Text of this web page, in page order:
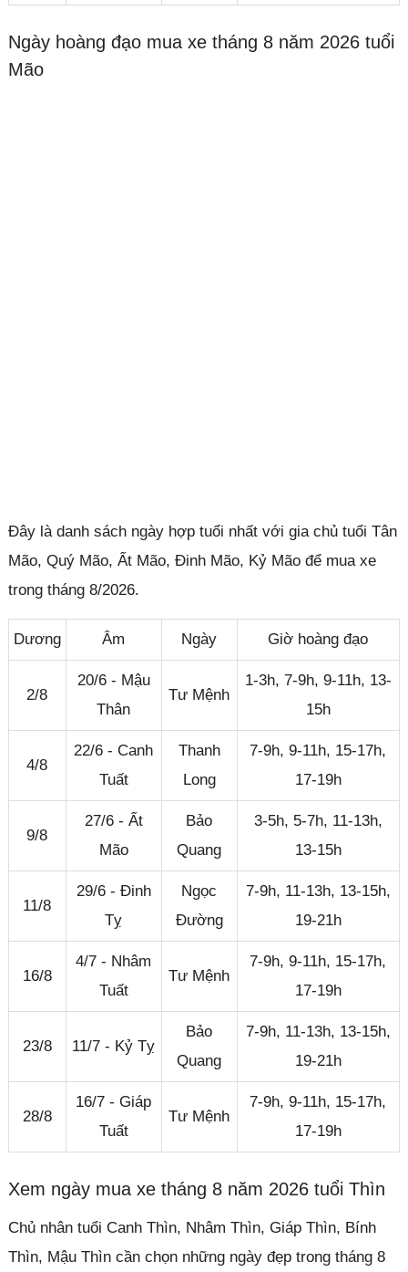
Ngày hoàng đạo mua xe tháng 8 năm 2026 tuổi
Mão
Đây là danh sách ngày hợp tuổi nhất với gia chủ tuổi Tân
Mão, Quý Mão, Ất Mão, Đinh Mão, Kỷ Mão để mua xe
trong tháng 8/2026.
Dương Âm Ngày Giờ hoàng đạo
2/8
20/6 - Mậu
Thân
Tư Mệnh
1-3h, 7-9h, 9-11h, 13-
15h
4/8
22/6 - Canh
Tuất
Thanh
Long
7-9h, 9-11h, 15-17h,
17-19h
9/8
27/6 - Ất
Mão
Bảo
Quang
3-5h, 5-7h, 11-13h,
13-15h
11/8
29/6 - Đinh
Tỵ
Ngọc
Đường
7-9h, 11-13h, 13-15h,
19-21h
16/8
4/7 - Nhâm
Tuất
Tư Mệnh
7-9h, 9-11h, 15-17h,
17-19h
23/8 11/7 - Kỷ Tỵ
Bảo
Quang
7-9h, 11-13h, 13-15h,
19-21h
28/8
16/7 - Giáp
Tuất
Tư Mệnh
7-9h, 9-11h, 15-17h,
17-19h
Xem ngày mua xe tháng 8 năm 2026 tuổi Thìn
Chủ nhân tuổi Canh Thìn, Nhâm Thìn, Giáp Thìn, Bính
Thìn, Mậu Thìn cần chọn những ngày đẹp trong tháng 8